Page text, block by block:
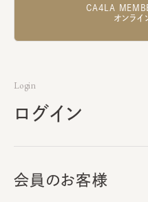
CA4LA
オンライ
Login
ログイン
会員のお客様